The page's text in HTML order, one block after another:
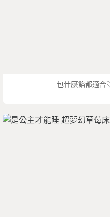
包什麼餡都適